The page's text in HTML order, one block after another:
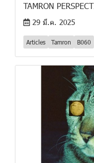
TAMRON
29 มี.ค. 2025
Articles Tamron B060